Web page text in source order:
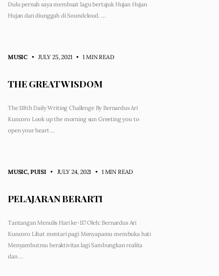
Dulu pernah saya membuat lagu bertajuk Hujan Hujan
Hujan dan diunggah di Soundcloud. …
MUSIC • JULY 25, 2021 • 1 MIN READ
THE GREAT WISDOM
The 118th Daily Writing Challenge By Bernardus Ari
Kuncoro Look up the morning sun Greeting you to
open your heart …
MUSIC, PUISI • JULY 24, 2021 • 1 MIN READ
PELAJARAN BERARTI
Tantangan Menulis Hari ke-117 Oleh: Bernardus Ari
Kuncoro Lihat mentari pagi Menyapamu membuka hati
Menyambutmu beraktivitas lagi Sambungkan realita
dan …